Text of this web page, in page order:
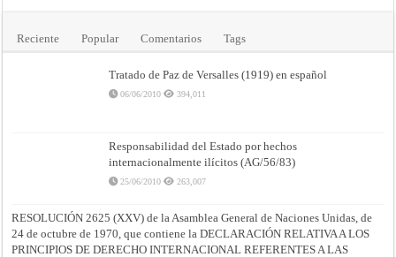
Reciente Popular Comentarios Tags
Tratado de Paz de Versalles (1919) en español
06/06/2010 394,011
Responsabilidad del Estado por hechos
internacionalmente ilícitos (AG/56/83)
25/06/2010 263,007
RESOLUCIÓN 2625 (XXV) de la Asamblea General de Naciones Unidas, de
24 de octubre de 1970, que contiene la DECLARACIÓN RELATIVA A LOS
PRINCIPIOS DE DERECHO INTERNACIONAL REFERENTES A LAS